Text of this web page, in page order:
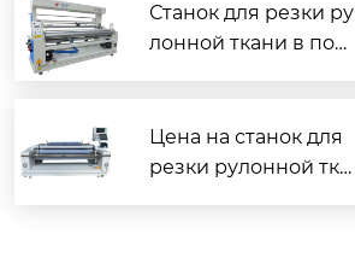
Станок для резки ру
лонной ткани в пол
Цена на станок для
резки рулонной тка